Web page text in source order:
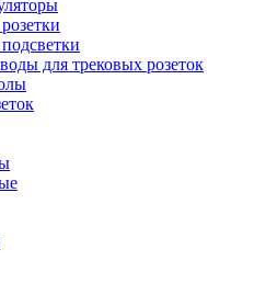
для трековых розеток